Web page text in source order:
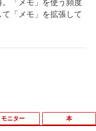
「メモ」を使う頻度
「メモ」を拡張して
モニター 本